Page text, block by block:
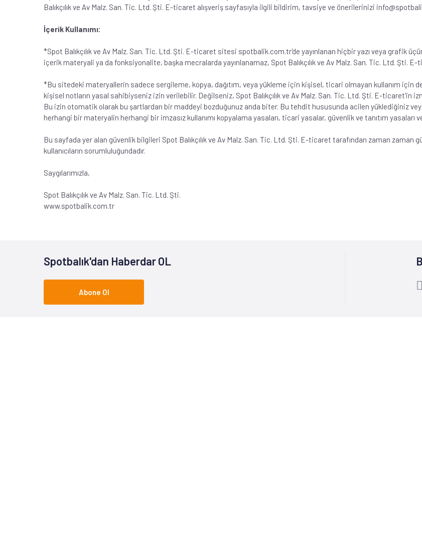
Balıkçılık ve Av Malz. San. Tic. Ltd. Şti. E-ticaret alışveriş sayfasıyla ilgili bildirim, tavsiye ve önerilerinizi
İçerik Kullanımı:
*Spot Balıkçılık ve Av Malz. San. Tic. Ltd. Şti. E-ticaret sitesi spotbalik.com.tr'de yayınlanan hiçbir yazı veya grafik
içerik materyali ya da fonksiyonalite, başka mecralarda yayınlanamaz, Spot Balıkçılık ve Av Malz. San. Tic. Ltd. Şti.
*Bu sitedeki materyallerin sadece sergileme, kopya, dağıtım, veya yükleme için kişisel, ticari olmayan kullanım
kişisel notların yasal sahibiyseniz izin verilebilir. Değilseniz, Spot Balıkçılık ve Av Malz. San. Tic. Ltd. Şti. E-ticaret'in
Bu izin otomatik olarak bu şartlardan bir maddeyi bozduğunuz anda biter. Bu tehdit hususunda acilen yüklediğiniz
herhangi bir materyalin herhangi bir imzasız kullanımı kopyalama yasaları, ticari yasalar, güvenlik ve tanıtım
Bu sayfada yer alan güvenlik bilgileri Spot Balıkçılık ve Av Malz. San. Tic. Ltd. Şti. E-ticaret tarafından zaman
kullanıcıların sorumluluğundadır.
Saygılarımızla,
Spot Balıkçılık ve Av Malz. San. Tic. Ltd. Şti.
www.spotbalik.com.tr
Spotbalık'dan Haberdar OL
Abone Ol